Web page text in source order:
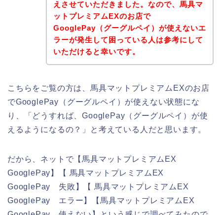
えさせていただきました。なので、馬具マ
ットプレミアムEXのお店で
GooglePay（グーグルペイ）が使えないエ
ラーが発生して困っている人は参考にして
いただけると幸いです。
こちらをご覧の方は、馬具マットプレミアムEXのお店
でGooglePay（グーグルペイ）が使えない状態にな
り、「どうすれば、GooglePay（グーグルペイ）が使
えるようになるの？」と考えている人だと思います。
だから、ネットで【馬具マットプレミアムEX
GooglePay】【 馬具マットプレミアムEX
GooglePay 失敗】【 馬具マットプレミアムEX
GooglePay エラー】【馬具マットプレミアムEX